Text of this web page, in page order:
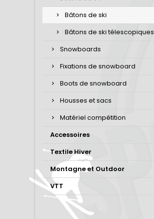
Bâtons de ski
Bâtons de ski télescopiques
Snowboards
Fixations de snowboard
Boots de snowboard
Housses et sacs
Matériel compétition
Accessoires
Textile Hiver
Montagne et Outdoor
VTT